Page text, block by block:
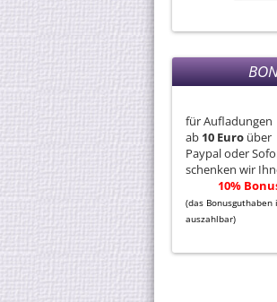
für Aufladungen
ab 10 Euro über
Paypal oder
schenken wir
10% Bonus
(das
auszahlbar)